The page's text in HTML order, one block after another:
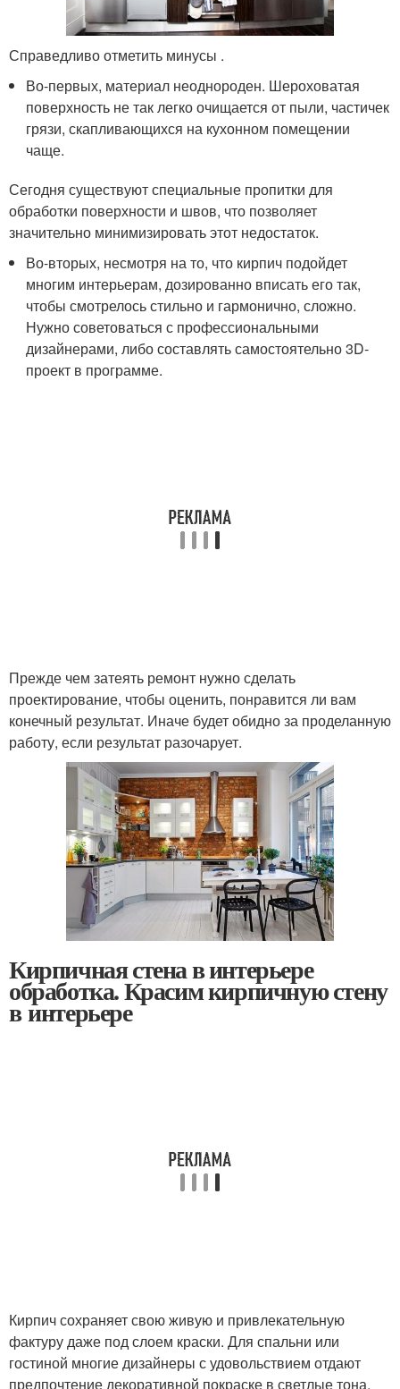
Справедливо отметить минусы .
Во-первых, материал неоднороден. Шероховатая
поверхность не так легко очищается от пыли, частичек
грязи, скапливающихся на кухонном помещении
чаще.
Сегодня существуют специальные пропитки для
обработки поверхности и швов, что позволяет
значительно минимизировать этот недостаток.
Во-вторых, несмотря на то, что кирпич подойдет
многим интерьерам, дозированно вписать его так,
чтобы смотрелось стильно и гармонично, сложно.
Нужно советоваться с профессиональными
дизайнерами, либо составлять самостоятельно 3D-
проект в программе.
Прежде чем затеять ремонт нужно сделать
проектирование, чтобы оценить, понравится ли вам
конечный результат. Иначе будет обидно за проделанную
работу, если результат разочарует.
Кирпичная стена в интерьере
обработка. Красим кирпичную стену
в интерьере
Кирпич сохраняет свою живую и привлекательную
фактуру даже под слоем краски. Для спальни или
гостиной многие дизайнеры с удовольствием отдают
предпочтение декоративной покраске в светлые тона,